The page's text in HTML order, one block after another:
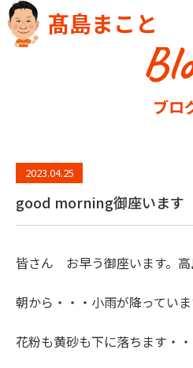
髙島まこと
ブロ
2023.04.25
good morning御座います
皆さん お早う御座います。
朝から・・・小雨が降ってい
花粉も黄砂も下に落ちます・・